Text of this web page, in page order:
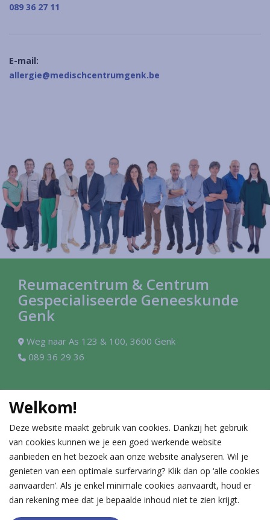
089 36 27 11
E-mail:
allergie@medischcentrumgenk.be
Reumacentrum & Centrum
Gespecialiseerde Geneeskunde
Genk
Weg naar As 123 & 100, 3600 Genk
089 36 29 36
089 36 29 36
089 36 27 11
Cardiologie
089 36 27 13
Gastro-enterologie
089 36 27 12
Welkom!
Deze website maakt gebruik van cookies. Dankzij het gebruik
van cookies kunnen we je een goed werkende website
aanbieden en het bezoek aan onze website analyseren. Wil je
genieten van een optimale surfervaring? Klik dan op ‘alle cookies
aanvaarden’. Als je enkel minimale cookies aanvaardt, houd er
dan rekening mee dat je bepaalde inhoud niet te zien krijgt.